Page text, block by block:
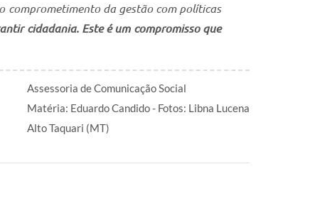
comprometimento da gestão com políticas
cidadania. Este é um compromisso que
Assessoria de Comunicação Social
Matéria: Eduardo Candido - Fotos: Libna Lucena
Alto Taquari (MT)